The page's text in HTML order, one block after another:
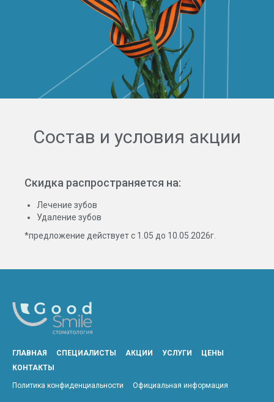
Состав и условия акции
Скидка распространяется на:
Лечение зубов
Удаление зубов
*предложение действует с 1.05 до 10.05.2026г.
ГЛАВНАЯ СПЕЦИАЛИСТЫ АКЦИИ УСЛУГИ
ЦЕНЫ
КОНТАКТЫ
Политика конфиденциальности Официальная информация